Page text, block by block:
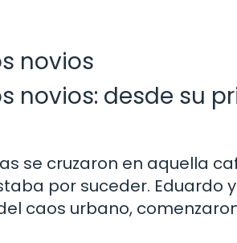
novios
novios: desde su
se cruzaron en aquella
por suceder. Eduardo
caos urbano,